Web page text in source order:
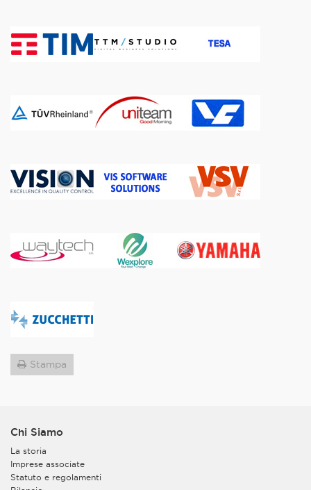
Stampa
Chi Siamo
La storia
Imprese associate
Statuto e regolamenti